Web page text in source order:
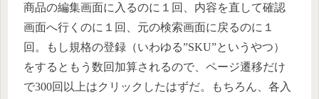
商品の編集画面に入るのに１回、内容を直して確認
画面へ行くのに１回、元の検索画面に戻るのに１
回。もし規格の登録（いわゆる”SKU”というやつ）
をするともう数回加算されるので、ページ遷移だけ
で300回以上はクリックしたはずだ。もちろん、各入